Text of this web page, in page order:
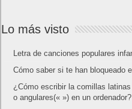
Lo más visto
Letra de canciones populares
Cómo saber si te han bloqueado
¿Cómo escribir la comillas
o angulares(« ») en un ordenador?